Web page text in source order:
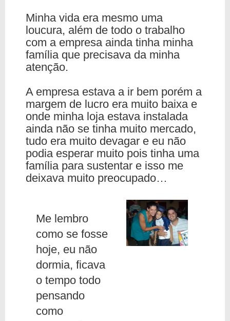
Minha vida era mesmo uma
loucura, além de todo o trabalho
com a empresa ainda tinha minha
família que precisava da minha
atenção.
A empresa estava a ir bem porém a
margem de lucro era muito baixa e
onde minha loja estava instalada
ainda não se tinha muito mercado,
tudo era muito devagar e eu não
podia esperar muito pois tinha uma
família para sustentar e isso me
deixava muito preocupado…
Me lembro
como se fosse
hoje, eu não
dormia, ficava
o tempo todo
pensando
como